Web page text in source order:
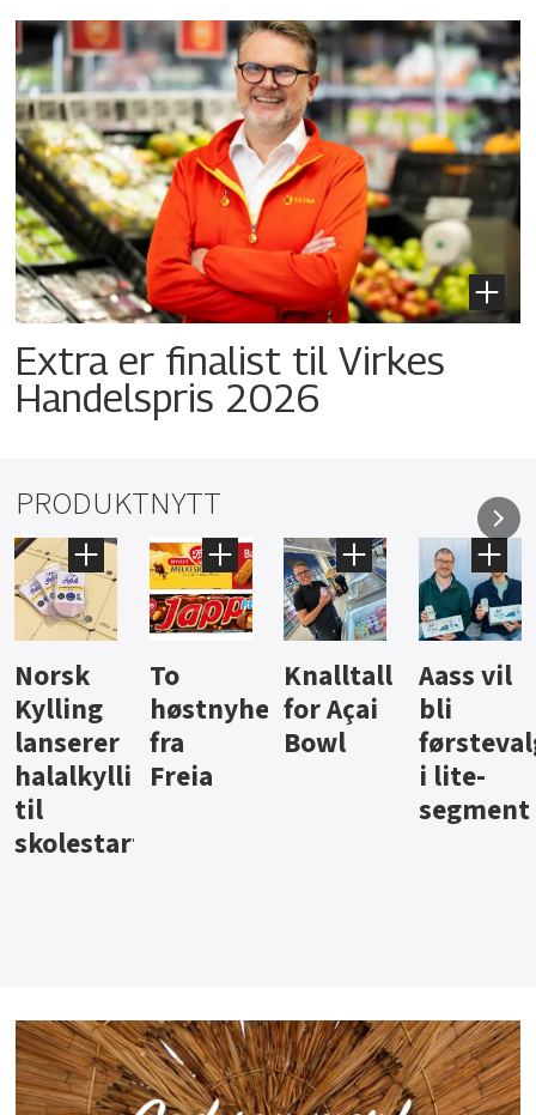
Extra er finalist til Virkes
Handelspris 2026
PRODUKTNYTT
Knalltall
for Açai
Bowl
Aass vil
bli
førstevalg
i lite-
Brus og
jus fra
Berentsen
Hard
iste fra
Hansa